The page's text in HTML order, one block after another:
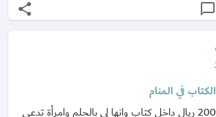
chat_bubble_outline
share
في المنام
السلام عليكم رأيت 200 ريال داخل كتاب وانها لي بالحلم وامرأة تدعى